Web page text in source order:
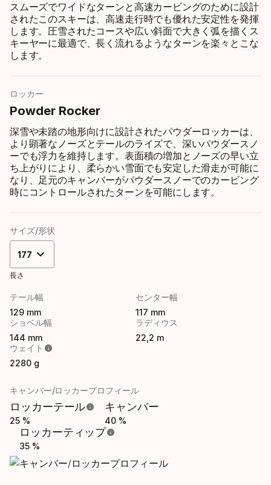
スムーズでワイドなターンと高速カービングのために設計
されたこのスキーは、高速走行時でも優れた安定性を発揮
します。圧雪されたコースや広い斜面で大きく弧を描くス
キーヤーに最適で、長く流れるようなターンを楽々とこな
します。
ロッカー
Powder Rocker
深雪や未踏の地形向けに設計されたパウダーロッカーは、
より顕著なノーズとテールのライズで、深いパウダースノ
ーでも浮力を維持します。表面積の増加とノーズの早い立
ち上がりにより、柔らかい雪面でも安定した滑走が可能に
なり、足元のキャンバーがパウダースノーでのカービング
時にコントロールされたターンを可能にします。
サイズ/形状
177
長さ
テール幅
129 mm
センター幅
117 mm
ショベル幅
144 mm
ラディウス
22,2 m
ウェイト
2280 g
キャンバー/ロッカープロフィール
ロッカーテール
25 %
キャンバー
40 %
ロッカーティップ
35 %